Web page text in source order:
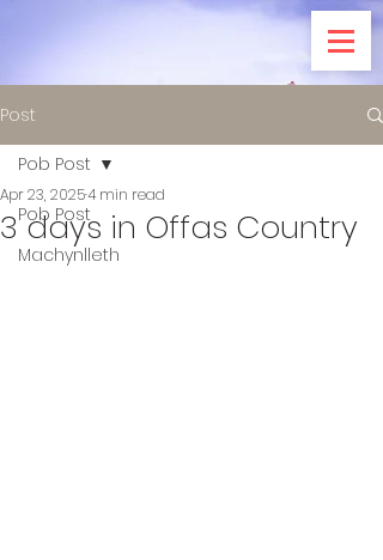
Post
Pob Post
Machynlleth
Pob Post
3 days in Offas Country
Apr 23, 20254 min read